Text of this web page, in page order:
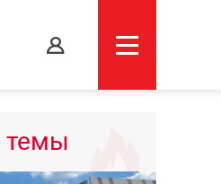
темы